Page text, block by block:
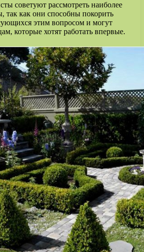
советуют рассмотреть наиболее
так как они способны покорить
этим вопросом и могут
которые хотят работать впервые.